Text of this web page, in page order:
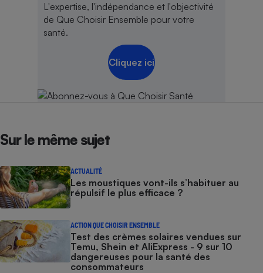
L'expertise, l'indépendance et l'objectivité
de Que Choisir Ensemble pour votre
santé.
Cliquez ici
Sur le même sujet
ACTUALITÉ
Les moustiques vont-ils s’habituer au
répulsif le plus efficace ?
ACTION QUE CHOISIR ENSEMBLE
Test des crèmes solaires vendues sur
Temu, Shein et AliExpress - 9 sur 10
dangereuses pour la santé des
consommateurs